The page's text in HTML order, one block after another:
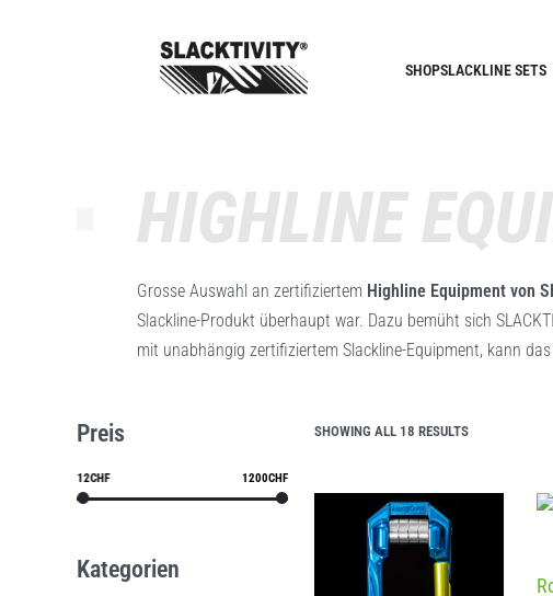
SHOPSLACKLINE SETS
HIGHLINE
Grosse Auswahl an zertifiziertem Highline Equipment von
Slackline-Produkt überhaupt war. Dazu bemüht sich
mit unabhängig zertifiziertem Slackline-Equipment, kann
Preis
12CHF 1200CHF
Kategorien
SHOWING ALL 18 RESULTS